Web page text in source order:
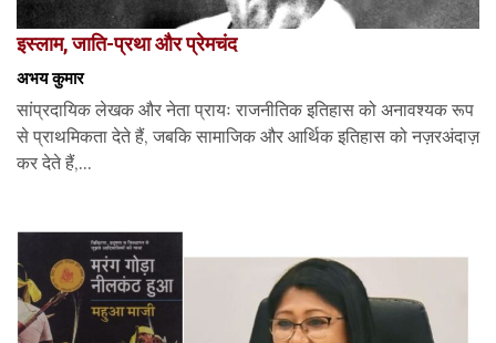
इस्लाम, जाति-प्रथा और प्रेमचंद
अभय कुमार
सांप्रदायिक लेखक और नेता प्रायः राजनीतिक इतिहास को अनावश्यक रूप
से प्राथमिकता देते हैं, जबकि सामाजिक और आर्थिक इतिहास को नज़रअंदाज़
कर देते हैं,...